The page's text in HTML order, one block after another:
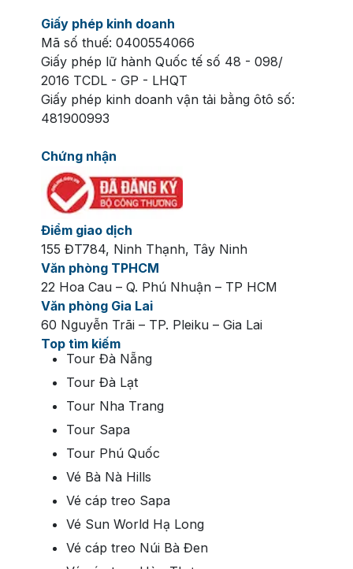
Giấy phép kinh doanh
Mã số thuế: 0400554066
Giấy phép lữ hành Quốc tế số 48 - 098/
2016 TCDL - GP - LHQT
Giấy phép kinh doanh vận tải bằng ôtô số:
481900993
Chứng nhận
Điểm giao dịch
155 ĐT784, Ninh Thạnh, Tây Ninh
Văn phòng TPHCM
22 Hoa Cau – Q. Phú Nhuận – TP HCM
Văn phòng Gia Lai
60 Nguyễn Trãi – TP. Pleiku – Gia Lai
Top tìm kiếm
Tour Đà Nẵng
Tour Đà Lạt
Tour Nha Trang
Tour Sapa
Tour Phú Quốc
Vé Bà Nà Hills
Vé cáp treo Sapa
Vé Sun World Hạ Long
Vé cáp treo Núi Bà Đen